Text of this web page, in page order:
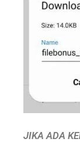
JIKA ADA